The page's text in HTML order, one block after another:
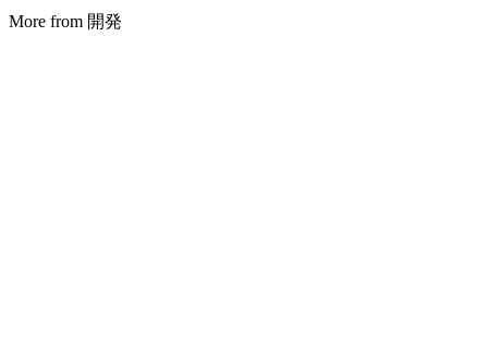
More from 開発